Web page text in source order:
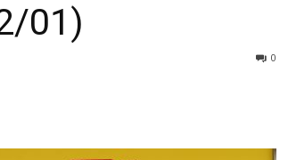
01)
0